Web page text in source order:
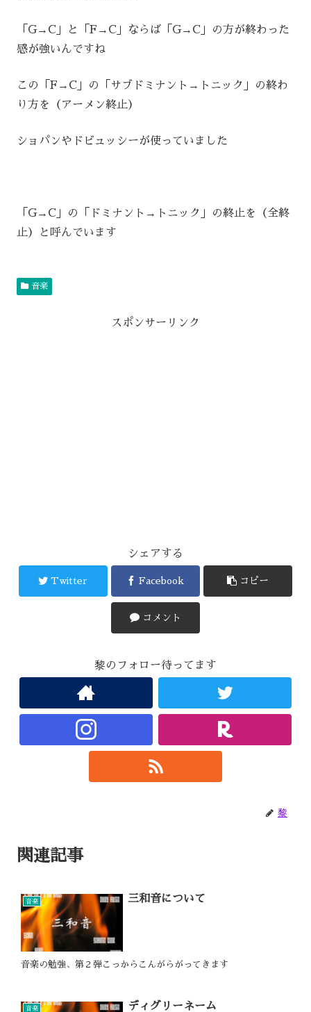
「G→C」と「F→C」ならば「G→C」の方が終わった
感が強いんですね
この「F→C」の「サブドミナント→トニック」の終わ
り方を（アーメン終止）
ショパンやドビュッシーが使っていました
「G→C」の「ドミナント→トニック」の終止を（全終
止）と呼んでいます
音楽
スポンサーリンク
シェアする
Twitter Facebook コピー
コメント
黎のフォロー待ってます
黎
関連記事
音楽 三和音について
音楽の勉強、第２弾こっからこんがらがってきます
音楽 ディグリーネーム